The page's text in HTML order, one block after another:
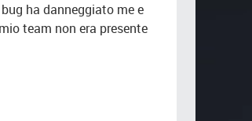
ha danneggiato me e
team non era presente